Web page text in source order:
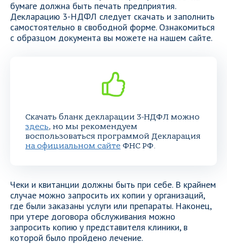
бумаге должна быть печать предприятия.
Декларацию 3-НДФЛ следует скачать и заполнить
самостоятельно в свободной форме. Ознакомиться
с образцом документа вы можете на нашем сайте.
Скачать бланк декларации 3-НДФЛ можно
здесь, но мы рекомендуем
воспользоваться программой Декларация
на официальном сайте ФНС РФ.
Чеки и квитанции должны быть при себе. В крайнем
случае можно запросить их копии у организаций,
где были заказаны услуги или препараты. Наконец,
при утере договора обслуживания можно
запросить копию у представителя клиники, в
которой было пройдено лечение.